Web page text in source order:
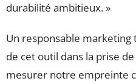
durabilité ambitieux. »
Un responsable marketing
de cet outil dans la prise
mesurer notre empreinte